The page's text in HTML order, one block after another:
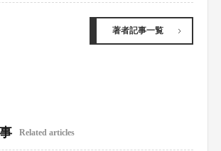
著者記事一覧
Related articles